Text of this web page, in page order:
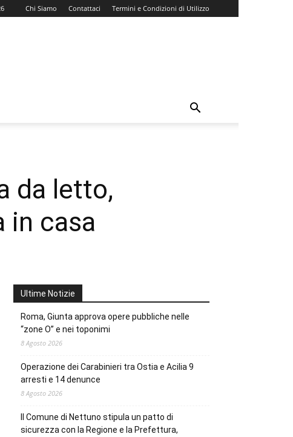
Chi Siamo Contattaci Termini e Condizioni di Utilizzo
da letto,
in casa
Ultime Notizie
Roma, Giunta approva opere pubbliche nelle
“zone O” e nei toponimi
8 Agosto 2026
Operazione dei Carabinieri tra Ostia e Acilia 9
arresti e 14 denunce
8 Agosto 2026
Il Comune di Nettuno stipula un patto di
sicurezza con la Regione e la Prefettura,